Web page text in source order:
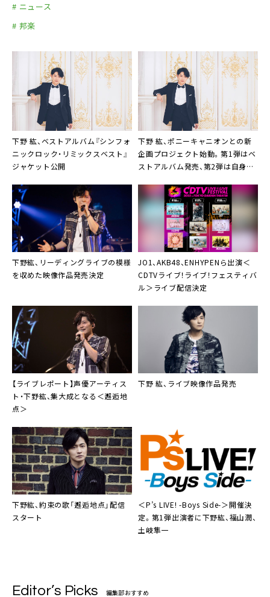
# ニュース
# 邦楽
下野 紘、ベストアルバム『シンフォ
ニックロック・リミックスベスト』
ジャケット公開
下野 紘、ポニーキャニオンとの新
企画プロジェクト始動。第1弾はベ
ストアルバム発売、第2弾は自身主
下野紘、リーディングライブの模様
を収めた映像作品発売決定
JO1、AKB48、ENHYPENら出演＜
CDTVライブ！ライブ！フェスティバ
ル＞ライブ配信決定
【ライブレポート】声優アーティス
ト・下野紘、集大成となる＜邂逅地
点＞
下野 紘、ライブ映像作品発売
下野紘、約束の歌「邂逅地点」配信
スタート
＜P’s LIVE! -Boys Side-＞開催決
定。第1弾出演者に下野紘、福山潤、
土岐隼一
Editor’s Picks 編集部おすすめ